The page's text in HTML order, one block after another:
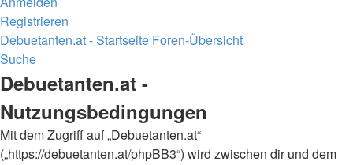
Registrieren
Debuetanten.at - Startseite Foren-Übersicht
Suche
Debuetanten.at -
Nutzungsbedingungen
Mit dem Zugriff auf „Debuetanten.at“
(„https://debuetanten.at/phpBB3“) wird zwischen dir und dem